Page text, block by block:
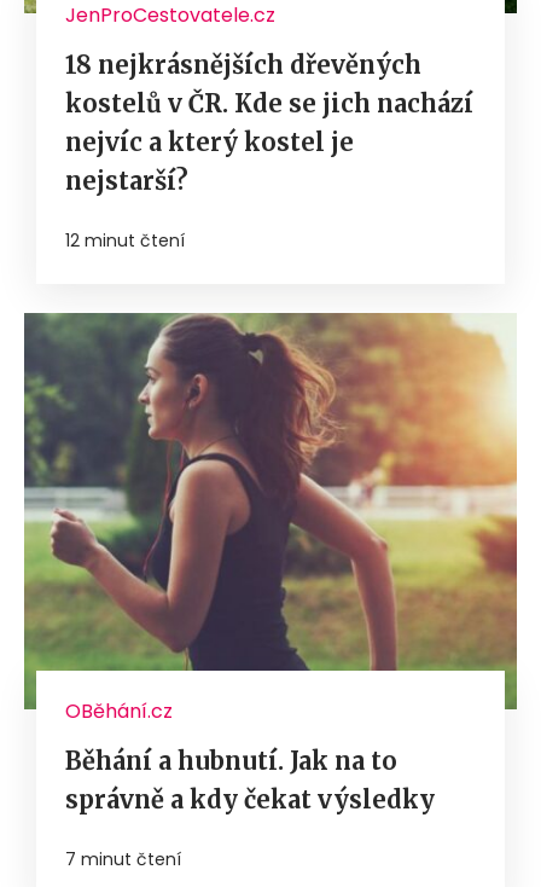
JenProCestovatele.cz
18 nejkrásnějších dřevěných
kostelů v ČR. Kde se jich nachází
nejvíc a který kostel je
nejstarší?
12 minut čtení
OBěhání.cz
Běhání a hubnutí. Jak na to
správně a kdy čekat výsledky
7 minut čtení